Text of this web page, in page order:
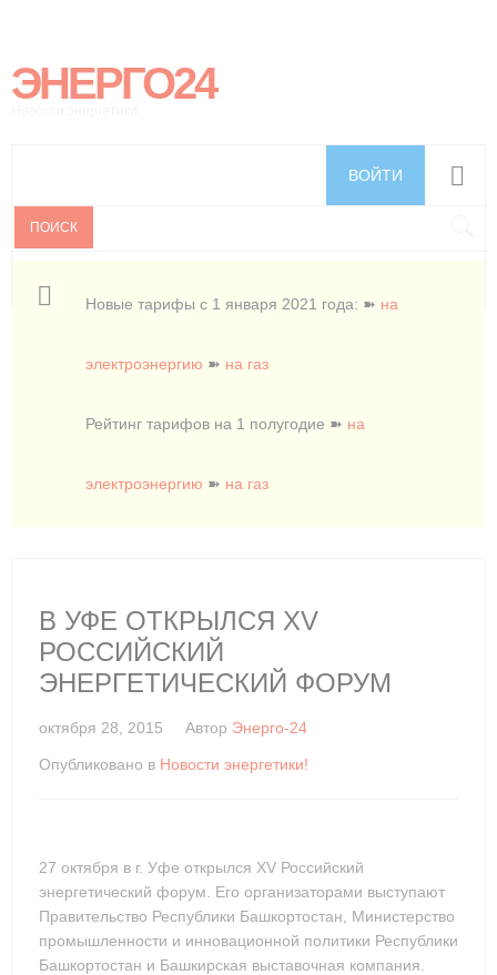
ЭНЕРГО24
ВОЙТИ
Новые тарифы с 1 января 2021 года: ➽ на
электроэнергию ➽ на газ
Рейтинг тарифов на 1 полугодие ➽ на
электроэнергию ➽ на газ
ПОИСК
В УФЕ ОТКРЫЛСЯ XV
РОССИЙСКИЙ
ЭНЕРГЕТИЧЕСКИЙ ФОРУМ
октября 28, 2015 Автор Энерго-24
Опубликовано в Новости энергетики!
27 октября в г. Уфе открылся XV Российский
энергетический форум. Его организаторами выступают
Правительство Республики Башкортостан, Министерство
промышленности и инновационной политики Республики
Башкортостан и Башкирская выставочная компания.